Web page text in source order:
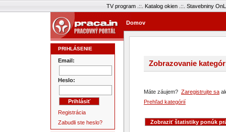
TV program.::. Katalog okien.::. Stavebniny
Domov
PRIHLÁSENIE
Email:
Heslo:
Registrácia
Zabudli ste heslo?
Zobrazovanie
Máte záujem? Zaregistrujte sa
Prehľad kategórií